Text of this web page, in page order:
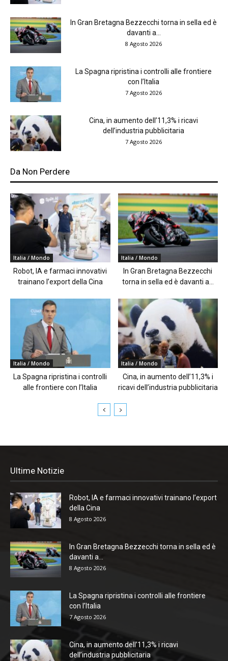
In Gran Bretagna Bezzecchi torna in sella ed è
davanti a...
8 Agosto 2026
La Spagna ripristina i controlli alle frontiere
con l’Italia
7 Agosto 2026
Cina, in aumento dell’11,3% i ricavi
dell’industria pubblicitaria
7 Agosto 2026
Da Non Perdere
Italia / Mondo
Robot, IA e farmaci innovativi
trainano l’export della Cina
Italia / Mondo
In Gran Bretagna Bezzecchi
torna in sella ed è davanti a...
Italia / Mondo
La Spagna ripristina i controlli
alle frontiere con l’Italia
Italia / Mondo
Cina, in aumento dell’11,3% i
ricavi dell’industria pubblicitaria
Ultime Notizie
Robot, IA e farmaci innovativi trainano l’export
della Cina
8 Agosto 2026
In Gran Bretagna Bezzecchi torna in sella ed è
davanti a...
8 Agosto 2026
La Spagna ripristina i controlli alle frontiere
con l’Italia
7 Agosto 2026
Cina, in aumento dell’11,3% i ricavi
dell’industria pubblicitaria